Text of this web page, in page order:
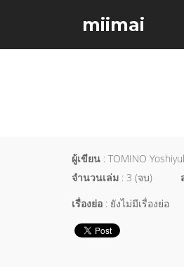
miimai
ผู้เขียน : TOMINO
จำนวนเล่ม : 3 (จบ)
เรื่องย่อ : ยังไม่มีเรื่องย่อ